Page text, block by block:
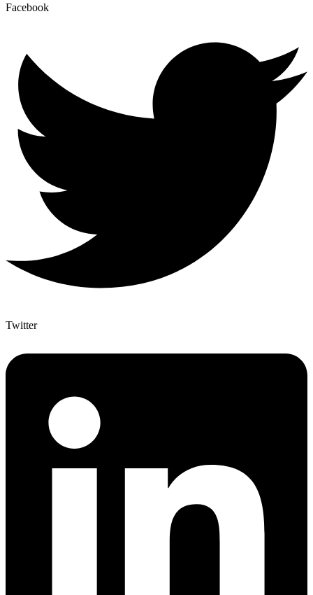
Facebook
Twitter